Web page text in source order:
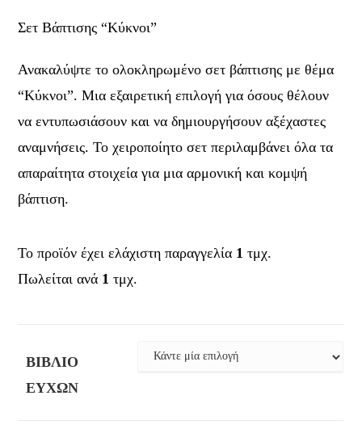
Σετ Βάπτισης “Κύκνοι”
Ανακαλύψτε το ολοκληρωμένο σετ βάπτισης με θέμα
“Κύκνοι”. Μια εξαιρετική επιλογή για όσους θέλουν
να εντυπωσιάσουν και να δημιουργήσουν αξέχαστες
αναμνήσεις. Το χειροποίητο σετ περιλαμβάνει όλα τα
απαραίτητα στοιχεία για μια αρμονική και κομψή
βάπτιση.
ΒΙΒΛΊΟ
ΕΥΧΏΝ
Το προϊόν έχει ελάχιστη παραγγελία 1 τμχ.
Πωλείται ανά 1 τμχ.